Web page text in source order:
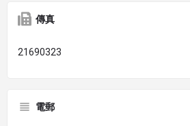
傳真
21690323
電郵